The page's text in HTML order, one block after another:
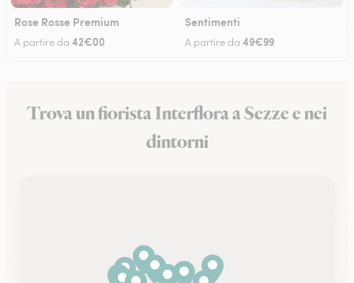
Rose Rosse Premium
A partire da 42€00
Sentimenti
A partire da 49€99
Trova un fiorista Interflora a Sezze e nei
dintorni